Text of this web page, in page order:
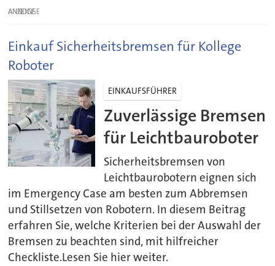
ANZEIGE
Einkauf Sicherheitsbremsen für Kollege
Roboter
EINKAUFSFÜHRER
Zuverlässige Bremsen
für Leichtbauroboter
Sicherheitsbremsen von
Leichtbaurobotern eignen sich
im Emergency Case am besten zum Abbremsen
und Stillsetzen von Robotern. In diesem Beitrag
erfahren Sie, welche Kriterien bei der Auswahl der
Bremsen zu beachten sind, mit hilfreicher
Checkliste.Lesen Sie hier weiter.